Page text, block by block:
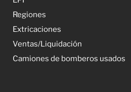
Regiones
Extricaciones
Ventas/Liquidación
Camiones de bomberos usados